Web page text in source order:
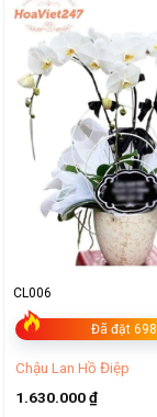
Đã đặt 698
CL006
Chậu Lan Hồ Điệp
1.630.000₫